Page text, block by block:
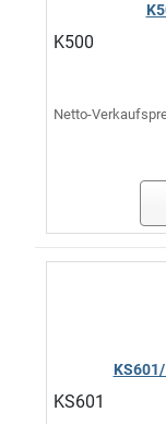
K500
Netto-
KS601